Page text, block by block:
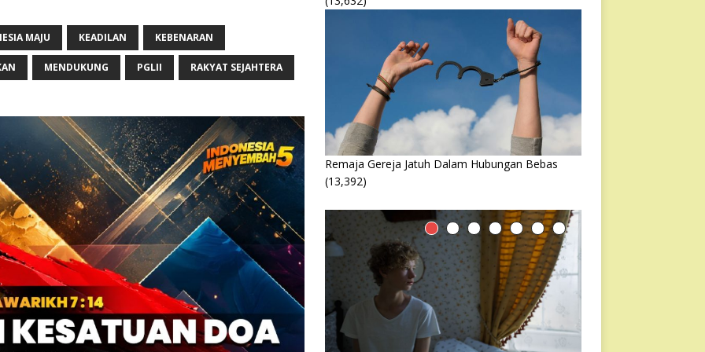
MAJU KEADILAN KEBENARAN
MENDUKUNG PGLII RAKYAT SEJAHTERA
Remaja Gereja Jatuh Dalam Hubungan Bebas
(13,392)